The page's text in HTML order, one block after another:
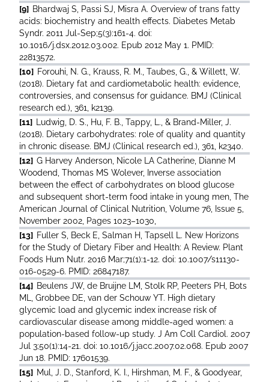
[9] Bhardwaj S, Passi SJ, Misra A. Overview of trans fatty
acids: biochemistry and health effects. Diabetes Metab
Syndr. 2011 Jul-Sep;5(3):161-4. doi:
10.1016/j.dsx.2012.03.002. Epub 2012 May 1. PMID:
22813572.
[10] Forouhi, N. G., Krauss, R. M., Taubes, G., & Willett, W.
(2018). Dietary fat and cardiometabolic health: evidence,
controversies, and consensus for guidance. BMJ (Clinical
research ed.), 361, k2139.
[11]
Ludwig, D. S., Hu, F. B., Tappy, L., & Brand-Miller, J.
(2018). Dietary carbohydrates: role of quality and quantity
in chronic disease. BMJ (Clinical research ed.), 361, k2340.
[12] G Harvey Anderson, Nicole LA Catherine, Dianne M
Woodend, Thomas MS Wolever, Inverse association
between the effect of carbohydrates on blood glucose
and subsequent short-term food intake in young men, The
American Journal of Clinical Nutrition, Volume 76, Issue 5,
November 2002, Pages 1023–1030,
[13] Fuller S, Beck E, Salman H, Tapsell L. New Horizons
for the Study of Dietary Fiber and Health: A Review. Plant
Foods Hum Nutr. 2016 Mar;71(1):1-12. doi: 10.1007/s11130-
016-0529-6. PMID: 26847187.
[14] Beulens JW, de Bruijne LM, Stolk RP, Peeters PH, Bots
ML, Grobbee DE, van der Schouw YT. High dietary
glycemic load and glycemic index increase risk of
cardiovascular disease among middle-aged women: a
population-based follow-up study. J Am Coll Cardiol. 2007
Jul 3;50(1):14-21. doi: 10.1016/j.jacc.2007.02.068. Epub 2007
Jun 18. PMID: 17601539.
[15] Mul, J. D., Stanford, K. I., Hirshman, M. F., & Goodyear,